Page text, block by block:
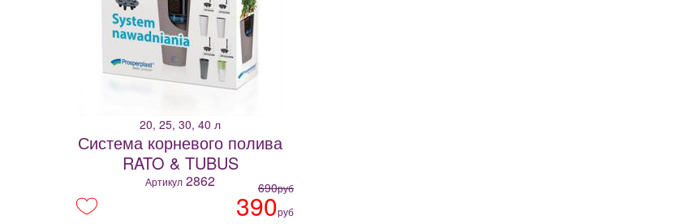
20, 25, 30, 40 л
Система корневого полива
RATO & TUBUS
Артикул 2862 690руб
390руб